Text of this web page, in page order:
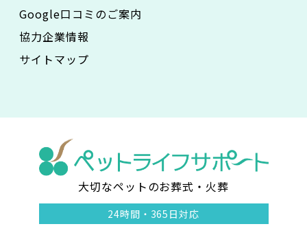
Google口コミのご案内
協力企業情報
サイトマップ
ッ
大切なペットのお葬式・火葬
24時間・ 365日対応